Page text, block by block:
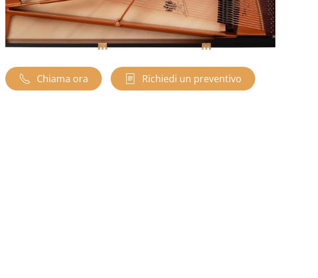
Chiama ora Richiedi un preventivo